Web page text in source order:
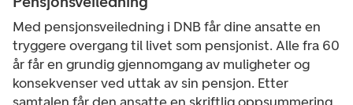
Med pensjonsveiledning i DNB får dine ansatte en
tryggere overgang til livet som pensjonist. Alle fra 60
år får en grundig gjennomgang av muligheter og
konsekvenser ved uttak av sin pensjon. Etter